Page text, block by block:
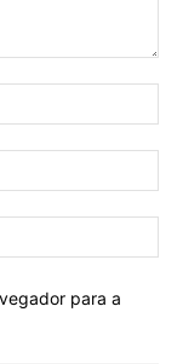
para a